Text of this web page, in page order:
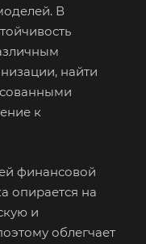
В
найти
к
финансовой
опирается на
и
облегчает